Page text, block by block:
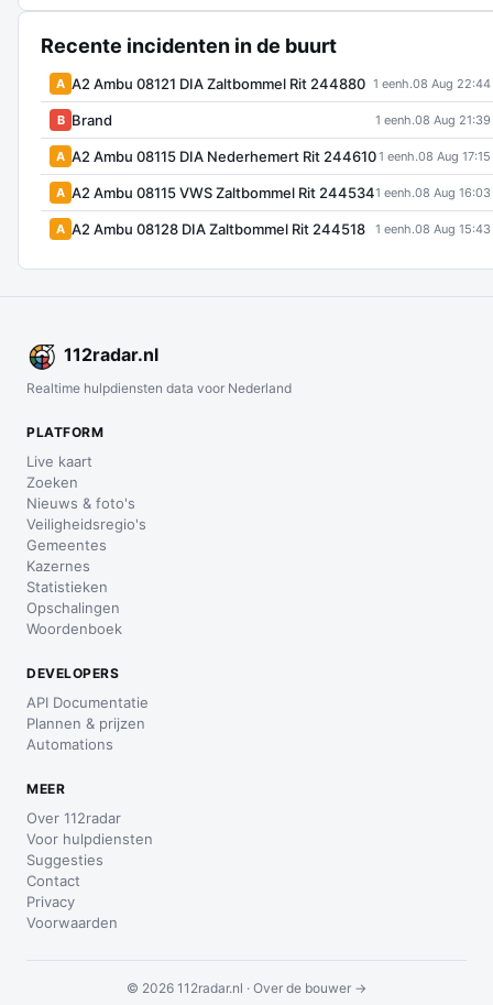
Recente incidenten in de buurt
A A2 Ambu 08121 DIA Zaltbommel Rit 244880 1 eenh.08 Aug 22:44
B Brand 1 eenh.08 Aug 21:39
A A2 Ambu 08115 DIA Nederhemert Rit 2446101 eenh.08 Aug 17:15
A A2 Ambu 08115 VWS Zaltbommel Rit 2445341 eenh.08 Aug 16:03
A A2 Ambu 08128 DIA Zaltbommel Rit 244518 1 eenh.08 Aug 15:43
112radar.nl
Realtime hulpdiensten data voor Nederland
PLATFORM
Live kaart
Zoeken
Nieuws & foto's
Veiligheidsregio's
Gemeentes
Kazernes
Statistieken
Opschalingen
Woordenboek
DEVELOPERS
API Documentatie
Plannen & prijzen
Automations
MEER
Over 112radar
Voor hulpdiensten
Suggesties
Contact
Privacy
Voorwaarden
© 2026 112radar.nl · Over de bouwer →